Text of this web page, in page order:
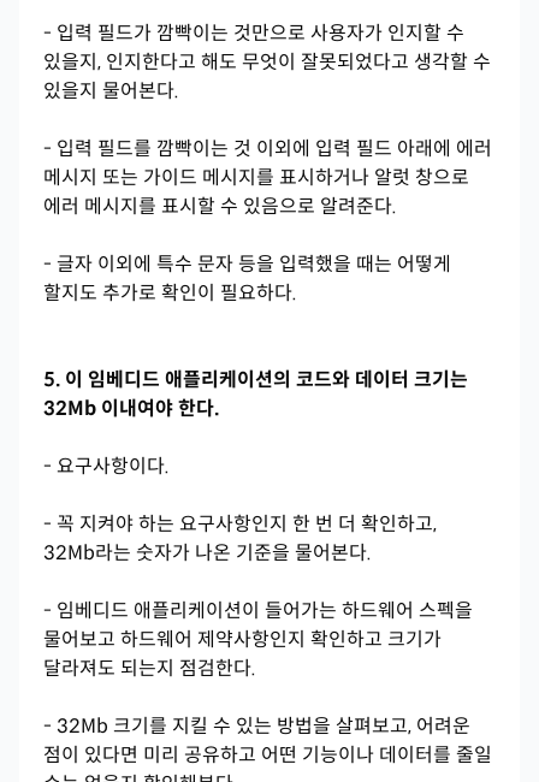
- 입력 필드가 깜빡이는 것만으로 사용자가 인지할 수
있을지, 인지한다고 해도 무엇이 잘못되었다고 생각할 수
있을지 물어본다.
- 입력 필드를 깜빡이는 것 이외에 입력 필드 아래에 에러
메시지 또는 가이드 메시지를 표시하거나 알럿 창으로
에러 메시지를 표시할 수 있음으로 알려준다.
- 글자 이외에 특수 문자 등을 입력했을 때는 어떻게
할지도 추가로 확인이 필요하다.
5. 이 임베디드 애플리케이션의 코드와 데이터 크기는
32Mb 이내여야 한다.
- 요구사항이다.
- 꼭 지켜야 하는 요구사항인지 한 번 더 확인하고,
32Mb라는 숫자가 나온 기준을 물어본다.
- 임베디드 애플리케이션이 들어가는 하드웨어 스펙을
물어보고 하드웨어 제약사항인지 확인하고 크기가
달라져도 되는지 점검한다.
- 32Mb 크기를 지킬 수 있는 방법을 살펴보고, 어려운
점이 있다면 미리 공유하고 어떤 기능이나 데이터를 줄일